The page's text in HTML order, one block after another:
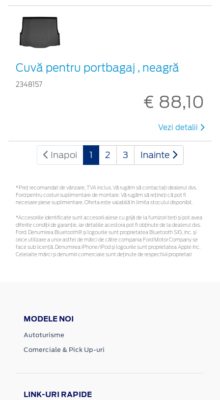
Cuvă pentru portbagaj , neagră
2348157
€ 88,10
Vezi detalii
Inapoi 1 2 3 Inainte
*Preţ recomandat de vânzare, TVA inclus. Vă rugăm să contactaţi dealerul dvs.
Ford pentru costuri suplimentare de montare. Vă rugăm să rețineți că pot fi
necesare piese suplimentare. Oferta este valabilă în limita stocului disponibil.
*Accesoriile identificate sunt accesorii alese cu grijă de la furnizori terți și pot avea
diferite condiții de garanție, iar detaliile acestora pot fi obținute de la dealerul dvs.
Ford. Denumirea Bluetooth® și logourile sunt proprietatea Bluetooth SIG, Inc. și
orice utilizare a unor astfel de mărci de către compania Ford Motor Company se
face sub licență. Denumirea iPhone/iPod și logourile sunt proprietatea Apple Inc.
Celelalte mărci și denumiri comerciale sunt deținute de respectivii proprietari
MODELE NOI
Autoturisme
Comerciale & Pick Up-uri
LINK-URI RAPIDE